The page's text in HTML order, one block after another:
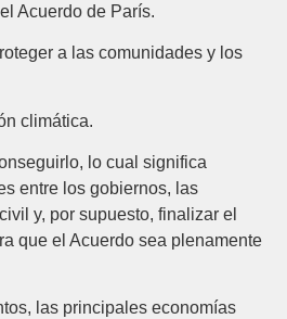
Acuerdo de París.
a las comunidades y los
climática.
lo cual significa
entre los gobiernos, las
y, por supuesto, finalizar el
que el Acuerdo sea plenamente
las principales economías